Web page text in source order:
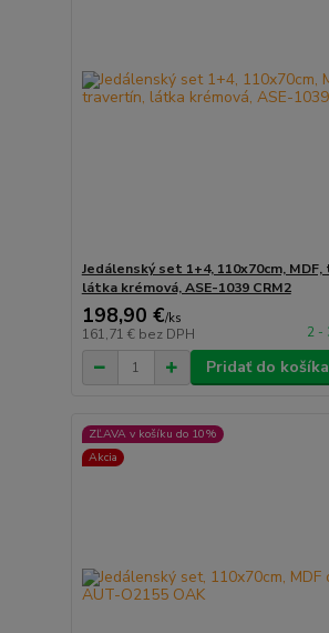
Jedálenský set 1+4, 110x70cm,
látka krémová, ASE-1039 CRM2
198,90 €/ks
161,71 € bez DPH 2 -
Pridať do košíka
ZĽAVA v košíku do 10%
Akcia